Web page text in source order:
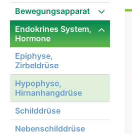
Bewegungsapparat
Endokrines System,
Hormone
Epiphyse,
Zirbeldrüse
Hypophyse,
Hirnanhangdrüse
Schilddrüse
Nebenschilddrüse